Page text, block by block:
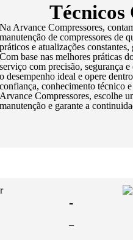
Na Arvance Compressores,
manutenção de compressores de
práticos e atualizações
Com base nas melhores práticas
serviço com precisão, segurança
o desempenho ideal e opere
confiança, conhecimento técnico
Arvance Compressores, escolhe
manutenção e garante a
-
–